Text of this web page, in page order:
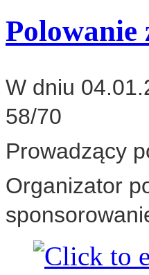
Polowanie
W dniu
58/70
Prowadzący
Organizator